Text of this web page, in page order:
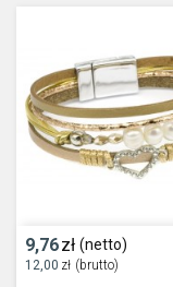
9,76zł (netto)
12,00 zł (brutto)